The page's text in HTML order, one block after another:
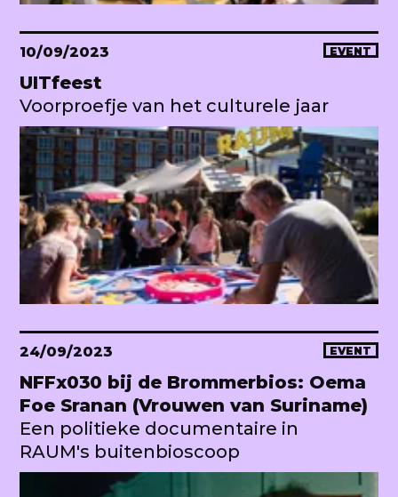
10/09/2023 EVENT
UITfeest
Voorproefje van het culturele jaar
24/09/2023 EVENT
NFFx030 bij de Brommerbios: Oema
Foe Sranan (Vrouwen van Suriname)
Een politieke documentaire in
RAUM's buitenbioscoop